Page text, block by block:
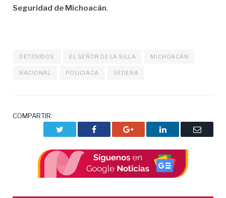
Seguridad de Michoacán.
DETENIDOS EL SEÑOR DE LA SILLA MICHOACÁN
NACIONAL POLICIACA SEDENA
COMPARTIR.
Facebook Google+ LinkedIn
Correo